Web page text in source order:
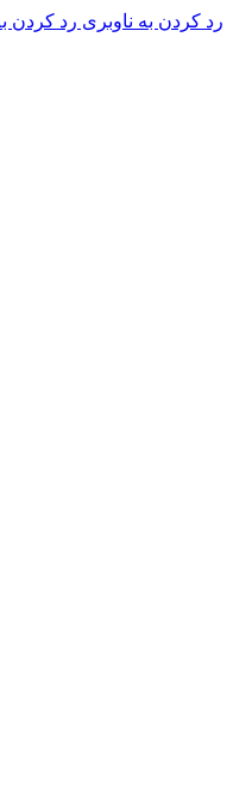
رد کردن به ناوبری رد کردن